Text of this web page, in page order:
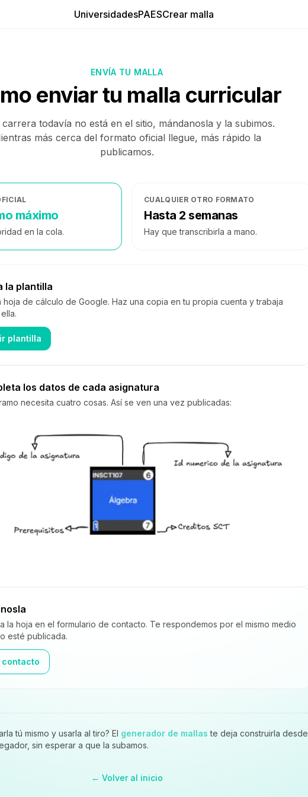
UniversidadesPAESCrear malla
ENVÍA TU MALLA
enviar tu malla curricular
carrera todavía no está en el sitio, mándanosla y la subimos.
más cerca del formato oficial llegue, más rápido la
publicamos.
máximo
en la cola.
CUALQUIER OTRO FORMATO
Hasta 2 semanas
Hay que transcribirla a mano.
la plantilla
hoja de cálculo de Google. Haz una copia en tu propia cuenta y trabaja
plantilla
los datos de cada asignatura
necesita cuatro cosas. Así se ven una vez publicadas:
la hoja en el formulario de contacto. Te respondemos por el mismo medio
esté publicada.
contacto
tú mismo y usarla al tiro? El generador de mallas te deja construirla desde
sin esperar a que la subamos.
← Volver al inicio